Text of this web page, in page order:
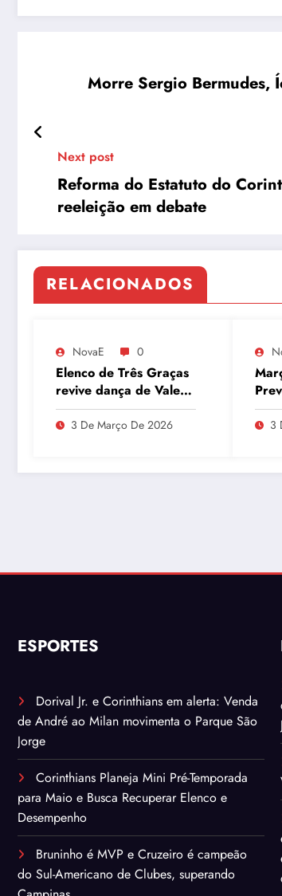
Morre Sergio Bermudes,
Next post
Reforma do Estatuto do
reeleição em debate
RELACIONADOS
NovaE 0
Elenco de Três Graças
revive dança de Vale
Tudo e agita as redes
3 De Março De 2026
ao
com
3
ESPORTES
Dorival Jr. e Corinthians em alerta: Venda
de André ao Milan movimenta o Parque São
Jorge
Corinthians Planeja Mini Pré-Temporada
para Maio e Busca Recuperar Elenco e
Desempenho
Bruninho é MVP e Cruzeiro é campeão
do Sul-Americano de Clubes, superando